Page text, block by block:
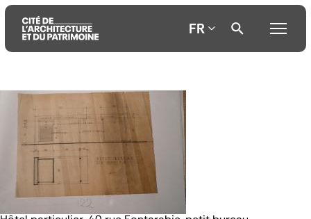
Aller
contenu
principal
Aller
menu
principal
Aller
recherche
FR